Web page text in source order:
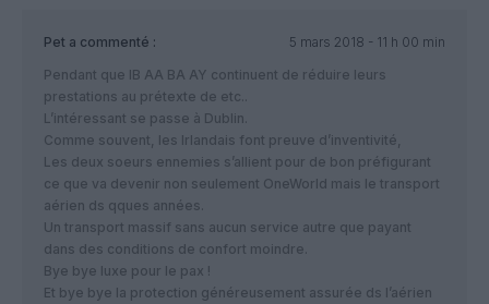
Pet a commenté :
5 mars 2018 - 11 h 00 min
Pendant que IB AA BA AY continuent de réduire leurs
prestations au prétexte de etc..
L’intéressant se passe à Dublin.
Comme souvent, les Irlandais font preuve d’inventivité,
Les deux soeurs ennemies s’allient pour de bon préfigurant
ce que va devenir non seulement OneWorld mais le transport
aérien ds qques années.
Un transport massif sans aucun service autre que payant
dans des conditions de confort moindre.
Bye bye luxe pour le pax !
Et bye bye la protection généreusement assurée ds l’aérien